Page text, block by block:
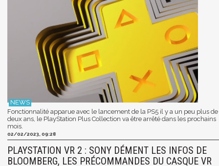
Fonctionnalité apparue avec le lancement de la PS5 il y a un peu plus de
deux ans, le PlayStation Plus Collection va être arrêté dans les prochains
mois.
02/02/2023, 09:28
PLAYSTATION VR 2 : SONY DÉMENT LES INFOS DE
BLOOMBERG, LES PRÉCOMMANDES DU CASQUE VR